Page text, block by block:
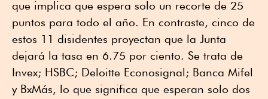
que implica que espera solo un recorte de 25
puntos para todo el año. En contraste, cinco de
estos 11 disidentes proyectan que la Junta
dejará la tasa en 6.75 por ciento. Se trata de
Invex; HSBC; Deloitte Econosignal; Banca Mifel
y BxMás, lo que significa que esperan solo dos